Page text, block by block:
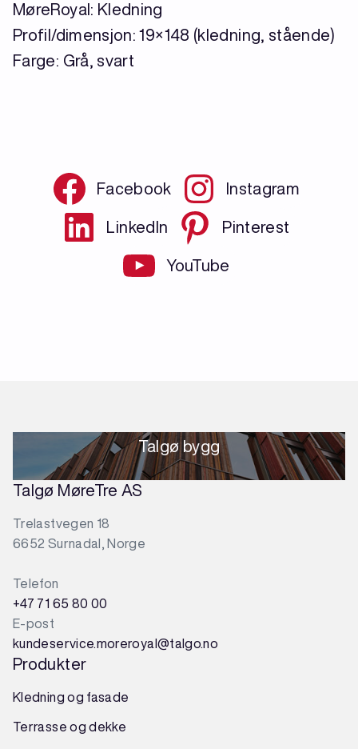
MøreRoyal: Kledning
Profil/dimensjon: 19×148 (kledning, stående)
Farge: Grå, svart
Facebook Instagram
LinkedIn Pinterest
YouTube
Talgø bygg
Talgø MøreTre AS
Trelastvegen 18
6652 Surnadal, Norge
Telefon
+47 71 65 80 00
E-post
kundeservice.moreroyal@talgo.no
Produkter
Kledning og fasade
Terrasse og dekke